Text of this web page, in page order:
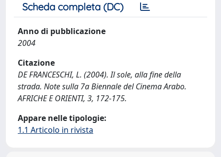
Scheda completa (DC)
Anno di pubblicazione
2004
Citazione
DE FRANCESCHI, L. (2004). Il sole, alla fine della
strada. Note sulla 7a Biennale del Cinema Arabo.
AFRICHE E ORIENTI, 3, 172-175.
Appare nelle tipologie:
1.1 Articolo in rivista